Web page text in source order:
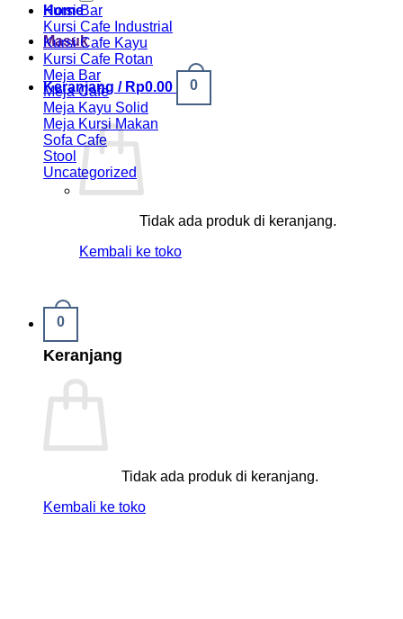
Home
Masuk
Keranjang / Rp0.00 0
Tidak ada produk di keranjang.
Kembali ke toko
0
Keranjang
Tidak ada produk di keranjang.
Kembali ke toko
Kursi Bar
Kursi Cafe Industrial
Kursi Cafe Kayu
Kursi Cafe Rotan
Meja Bar
Meja Cafe
Meja Kayu Solid
Meja Kursi Makan
Sofa Cafe
Stool
Uncategorized